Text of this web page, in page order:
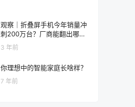
观察｜折叠屏手机今年销量冲
刺200万台？厂商能翻出哪些
新花样
3 年前
你理想中的智能家庭长啥样？
7 年前